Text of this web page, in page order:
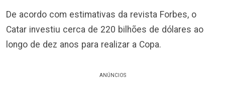
De acordo com estimativas da revista Forbes, o
Catar investiu cerca de 220 bilhões de dólares ao
longo de dez anos para realizar a Copa.
ANÚNCIOS